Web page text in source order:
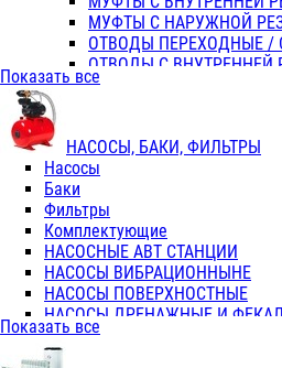
МУФТЫ С НАРУЖНОЙ
ОТВОДЫ ПЕРЕХОДНЫЕ /
ОТВОДЫ С ВНУТРЕННЕЙ
ОТВОДЫ С НАРУЖНОЙ
ТРОЙНИКИ
ТРОЙНИКИ С
КОЛЬЦА РЕЗИНОВЫЕ
ТРУБЫ НАПОРНЫЕ
ТРУБЫ ГОФРИРОВАННЫЕ
ТРУБЫ ПОЛИЭТИЛЕНОВЫЕ
Показать все
НАСОСЫ, БАКИ, ФИЛЬТРЫ
Насосы
Баки
Фильтры
Комплектующие
НАСОСНЫЕ АВТ СТАНЦИИ
НАСОСЫ ВИБРАЦИОННЫНЕ
НАСОСЫ ПОВЕРХНОСТНЫЕ
НАСОСЫ ДРЕНАЖНЫЕ И
НАСОСЫ ПОВЫСИТ и
НАСОСЫ СКВАЖИННЫЕ
Показать все